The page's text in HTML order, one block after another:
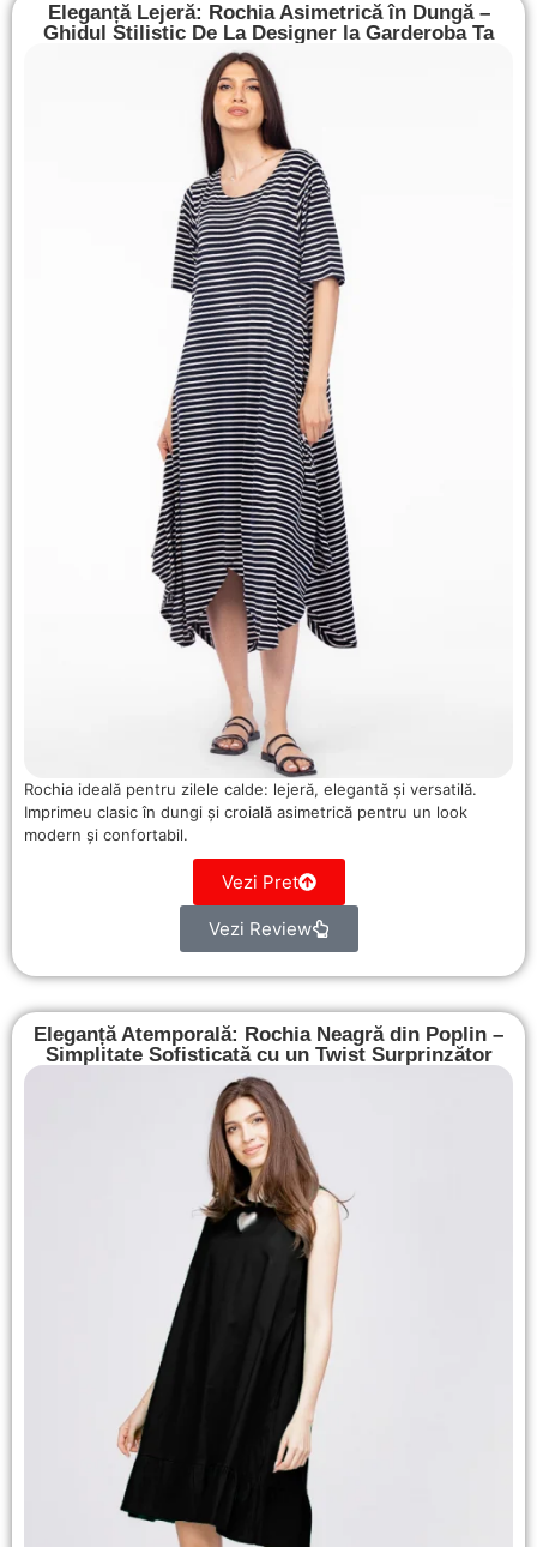
Eleganță Lejeră: Rochia Asimetrică în Dungă –
Ghidul Stilistic De La Designer la Garderoba Ta
Rochia ideală pentru zilele calde: lejeră, elegantă și versatilă.
Imprimeu clasic în dungi și croială asimetrică pentru un look
modern și confortabil.
Vezi Pret
Vezi Review
Eleganță Atemporală: Rochia Neagră din Poplin –
Simplitate Sofisticată cu un Twist Surprinzător